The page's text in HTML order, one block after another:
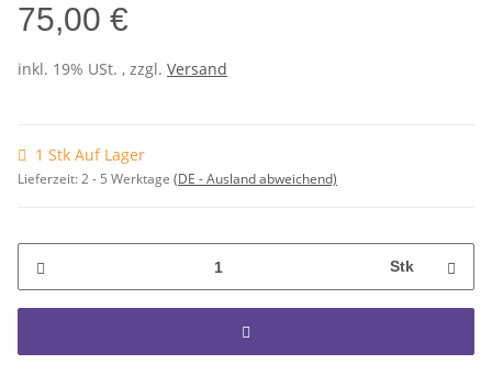
75,00 €
inkl. 19% USt. , zzgl. Versand
1 Stk Auf Lager
Lieferzeit:2 - 5 Werktage (DE - Ausland abweichend)
Stk